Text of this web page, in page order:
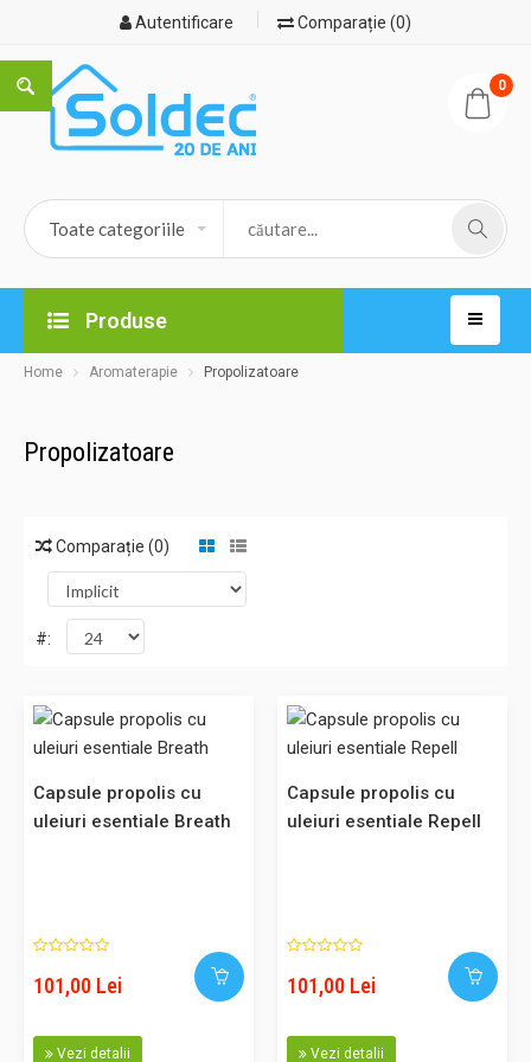
Autentificare Comparație (0)
0
Produse
Home Aromaterapie Propolizatoare
Propolizatoare
Comparație (0)
#:
Set 5 capsule Breath cu propolis & uleiuri esentiale, pentru
de capsule Kontak Propolis cu propolis pur 100% organ..
101,00 Lei
Capsule propolis cu
uleiuri esentiale Breath
101,00 Lei
Vezi detalii
Capsule propolis cu
uleiuri esentiale Repell
101,00 Lei
Vezi detalii